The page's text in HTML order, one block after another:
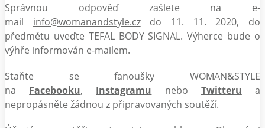
Správnou odpověď zašlete na e-
mail info@womanandstyle.czdo 11. 11. 2020, do
předmětu uveďte TEFAL BODY SIGNAL. Výherce bude o
výhře informován e-mailem.
Staňte se fanoušky WOMAN&STYLE
na Facebooku, Instagramu nebo Twitteru a
nepropásněte žádnou z připravovaných soutěží.